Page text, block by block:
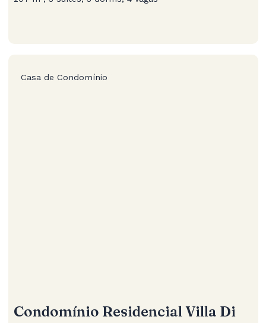
Casa de Condomínio
Condomínio Residencial Villa Di